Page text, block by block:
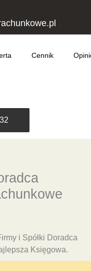
Cennik
i Spółki Doradca
Księgowa.